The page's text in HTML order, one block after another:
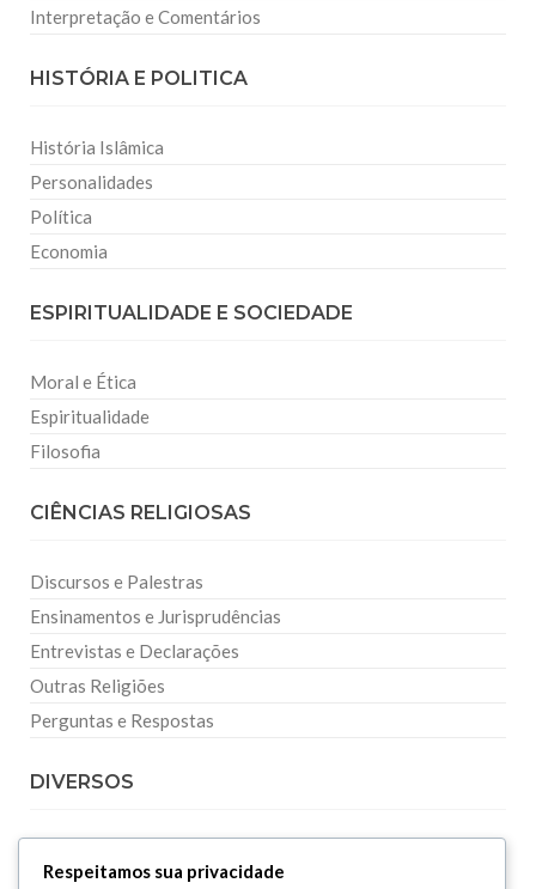
Interpretação e Comentários
HISTÓRIA E POLITICA
História Islâmica
Personalidades
Política
Economia
ESPIRITUALIDADE E SOCIEDADE
Moral e Ética
Espiritualidade
Filosofia
CIÊNCIAS RELIGIOSAS
Discursos e Palestras
Ensinamentos e Jurisprudências
Entrevistas e Declarações
Outras Religiões
Perguntas e Respostas
DIVERSOS
Respeitamos sua privacidade